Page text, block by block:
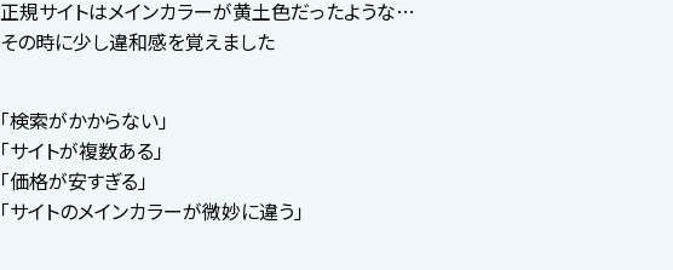
正規サイトはメインカラーが黄土色だったような…
その時に少し違和感を覚えました
「検索がかからない」
「サイトが複数ある」
「価格が安すぎる」
「サイトのメインカラーが微妙に違う」